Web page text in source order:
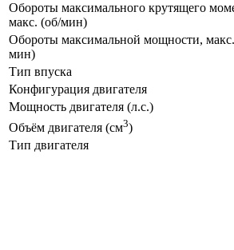
Обороты максимального крутящего
макс. (об/мин)
Обороты максимальной мощности,
мин)
Тип впуска
Конфигурация двигателя
Мощность двигателя (л.с.)
Объём двигателя (см3)
Тип двигателя